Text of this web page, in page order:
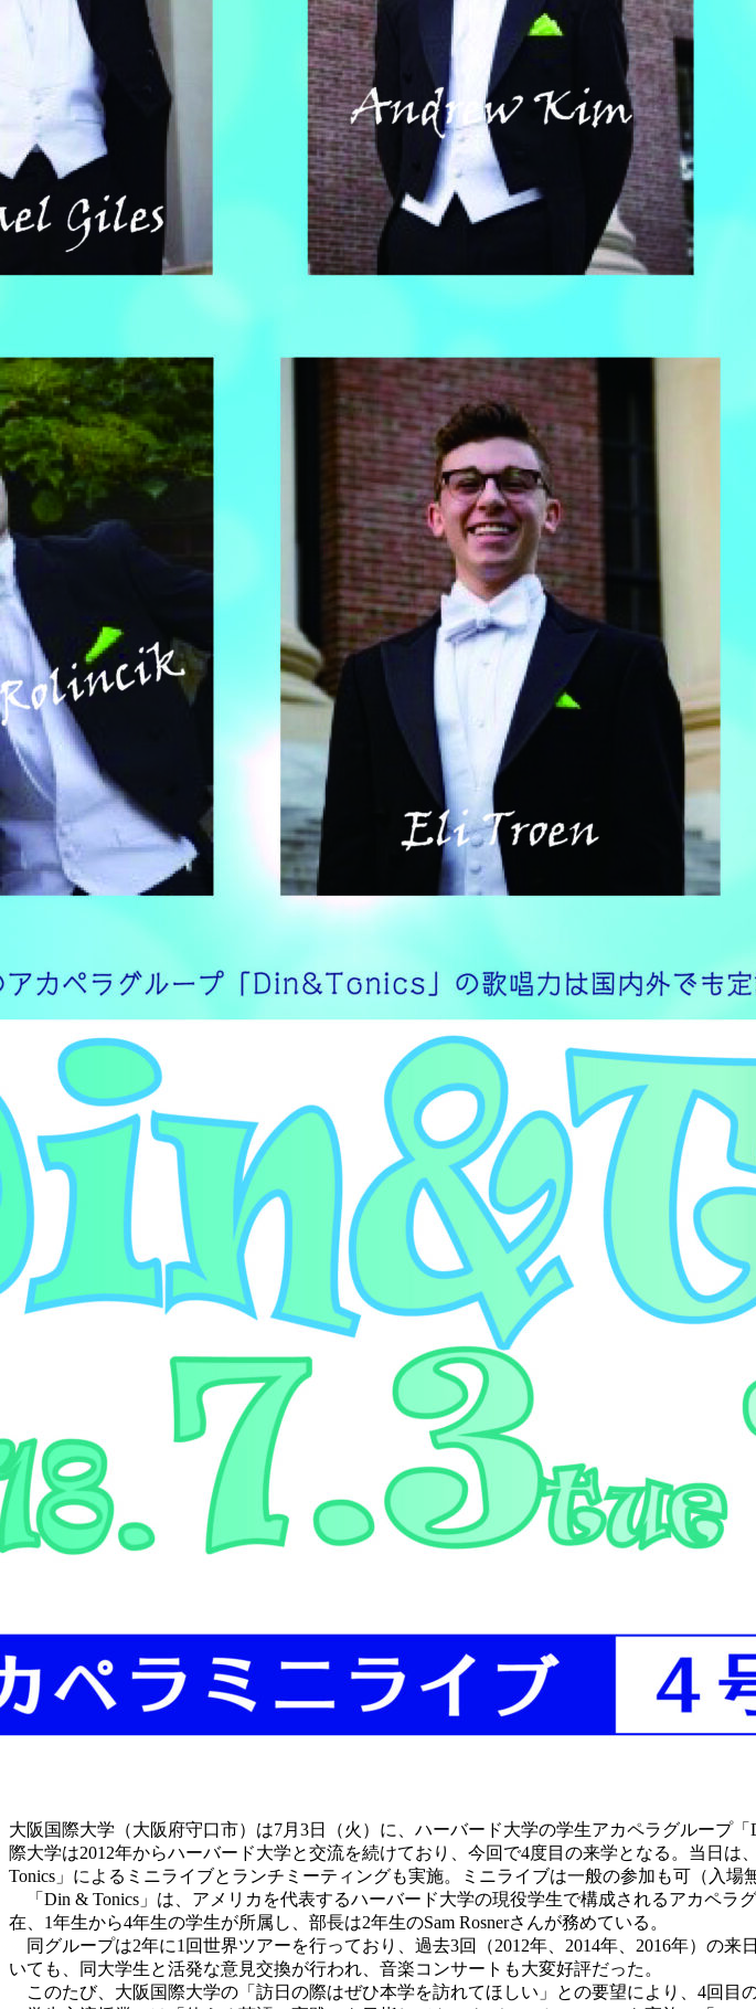
大阪国際大学（大阪府守口市）は7月3日（火）に、ハーバード大学の学生アカペラグループ
際大学は2012年からハーバード大学と交流を続けており、今回で4度目の来学となる。当日
Tonics」によるミニライブとランチミーティングも実施。ミニライブは一般の参加も可（入場
「Din & Tonics」は、アメリカを代表するハーバード大学の現役学生で構成されるアカペ
在、1年生から4年生の学生が所属し、部長は2年生のSam Rosnerさんが務めている。
同グループは2年に1回世界ツアーを行っており、過去3回（2012年、2014年、2016年）の
いても、同大学生と活発な意見交換が行われ、音楽コンサートも大変好評だった。
このたび、大阪国際大学の「訪日の際はぜひ本学を訪れてほしい」との要望により、4回目